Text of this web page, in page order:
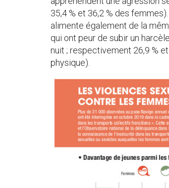
35,4 % et 36,2 % des
alimente également de la
qui ont peur de subir un
nuit ; respectivement 26,9 %
physique).